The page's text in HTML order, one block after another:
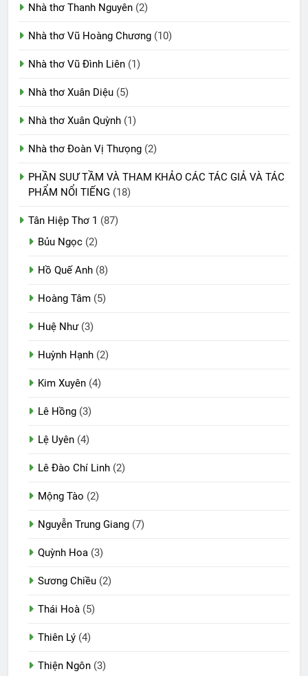
Nhà thơ Thanh Nguyên (2)
Nhà thơ Vũ Hoàng Chương (10)
Nhà thơ Vũ Đình Liên (1)
Nhà thơ Xuân Diệu (5)
Nhà thơ Xuân Quỳnh (1)
Nhà thơ Đoàn Vị Thưọng (2)
PHẦN SUƯ TẦM VÀ THAM KHẢO CÁC TÁC GIẢ VÀ TÁC
PHẨM NỔI TIẾNG (18)
Tân Hiệp Thơ 1 (87)
Bủu Ngọc (2)
Hồ Quế Anh (8)
Hoàng Tâm (5)
Huệ Như(3)
Huỳnh Hạnh (2)
Kim Xuyên (4)
Lê Hồng (3)
Lệ Uyên (4)
Lê Đào Chí Linh (2)
Mộng Tào (2)
Nguyễn Trung Giang (7)
Quỳnh Hoa (3)
Sương Chiều (2)
Thái Hoà (5)
Thiên Lý (4)
Thiện Ngôn (3)